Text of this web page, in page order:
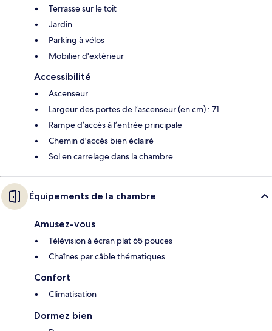
Terrasse sur le toit
Jardin
Parking à vélos
Mobilier d'extérieur
Accessibilité
Ascenseur
Largeur des portes de l’ascenseur (en cm) : 71
Rampe d’accès à l’entrée principale
Chemin d'accès bien éclairé
Sol en carrelage dans la chambre
Équipements de la chambre
Amusez-vous
Télévision à écran plat 65 pouces
Chaînes par câble thématiques
Confort
Climatisation
Dormez bien